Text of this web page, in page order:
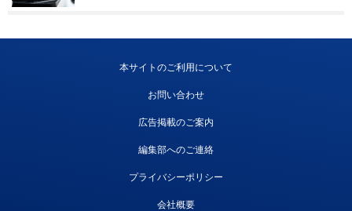
本サイトのご利用について
お問い合わせ
広告掲載のご案内
編集部へのご連絡
プライバシーポリシー
会社概要